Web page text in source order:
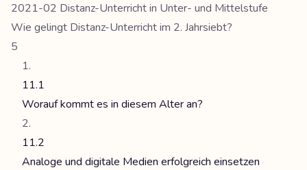
2021-02 Distanz-Unterricht in Unter- und Mittelstufe
Wie gelingt Distanz-Unterricht im 2. Jahrsiebt?
5
11.1
Worauf kommt es in diesem Alter an?
11.2
Analoge und digitale Medien erfolgreich einsetzen